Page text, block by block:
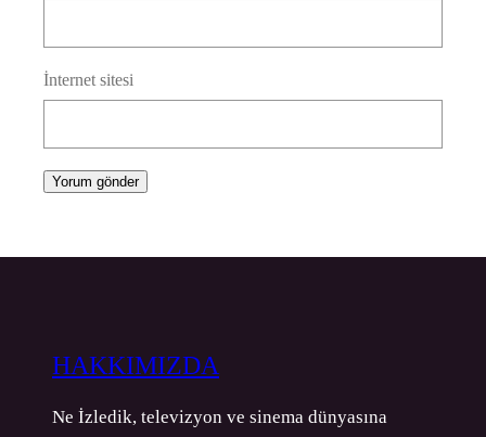
İnternet sitesi
HAKKIMIZDA
Ne İzledik, televizyon ve sinema dünyasına